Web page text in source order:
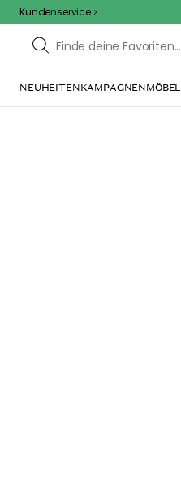
Kundenservice
NEUHEITENKAMPAGNENMÖBEL